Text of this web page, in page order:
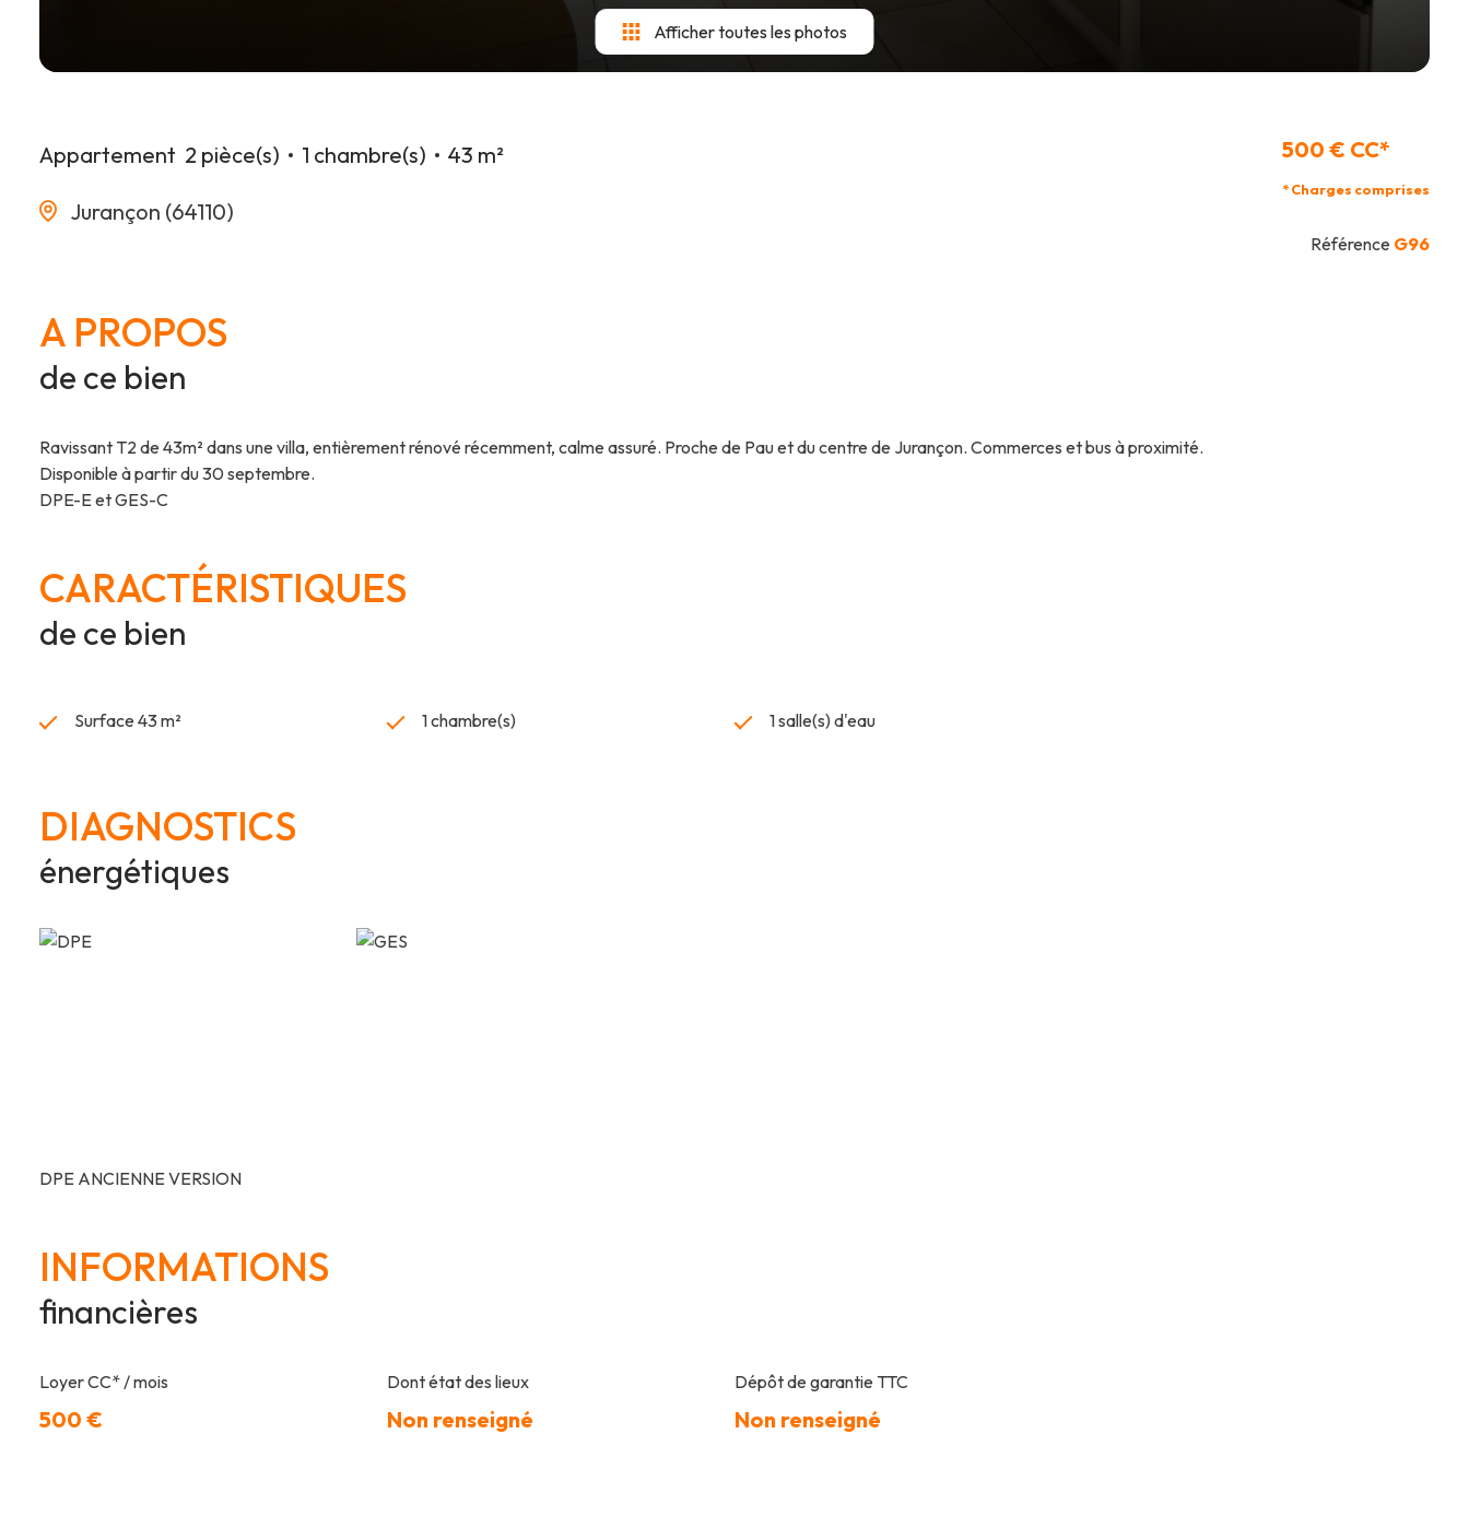
Afficher toutes les photos
Appartement 2 pièce(s) 1 chambre(s) 43 m²
Jurançon (64110)
500 € CC*
* Charges comprises
Référence G96
A PROPOS
de ce bien
Ravissant T2 de 43m² dans une villa, entièrement rénové récemment, calme assuré. Proche de Pau et du centre de Jurançon. Commerces et bus à proximité.
Disponible à partir du 30 septembre.
DPE-E et GES-C
CARACTÉRISTIQUES
de ce bien
Surface 43 m² 1 chambre(s) 1 salle(s) d'eau
DIAGNOSTICS
énergétiques
DPE ANCIENNE VERSION
INFORMATIONS
financières
Loyer CC* / mois
500 €
Dont état des lieux
Non renseigné
Dépôt de garantie TTC
Non renseigné